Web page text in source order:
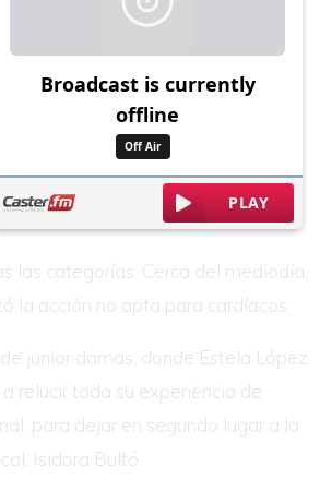
las categorías. Cerca del mediodía,
la acción no apta para cardíacos.
junior damas, donde Estela López
relucir toda su experiencia de
para dejar en segundo lugar a la
Isidora Bultó.